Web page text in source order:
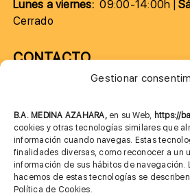
Gestionar
B.A. MEDINA AZAHARA, en su Web, https://
cookies y otras tecnologías similares que
información cuando navegas. Estas
finalidades diversas, como reconocer a un
información de sus hábitos de navegación.
hacemos de estas tecnologías se
Política de Cookies.
Lunes a viernes:09:00-14:00h |
Cerrado
CONTACTO
685 901 226
MÁS INFORMACIÓN